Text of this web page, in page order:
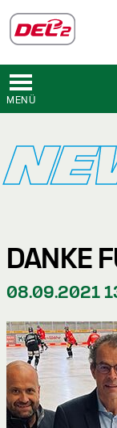
MENÜ
DANKE
08.09.2021